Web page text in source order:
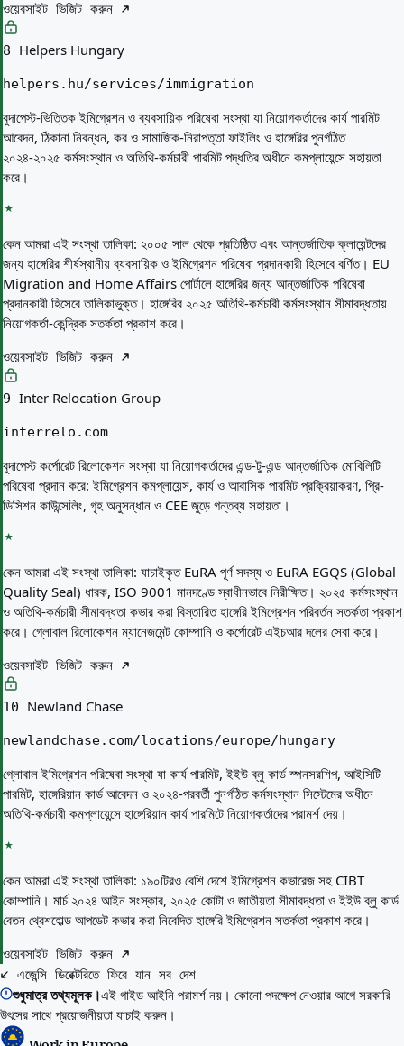
ওয়েবসাইট ভিজিট করুন
8 Helpers Hungary
helpers.hu/services/immigration
বুদাপেস্ট-ভিত্তিক ইমিগ্রেশন ও ব্যবসায়িক পরিষেবা সংস্থা যা নিয়োগকর্তাদের কার্য পারমিট
আবেদন, ঠিকানা নিবন্ধন, কর ও সামাজিক-নিরাপত্তা ফাইলিং ও হাঙ্গেরির পুনর্গঠিত
২০২৪-২০২৫ কর্মসংস্থান ও অতিথি-কর্মচারী পারমিট পদ্ধতির অধীনে কমপ্লায়েন্সে সহায়তা
করে।
কেন আমরা এই সংস্থা তালিকা: ২০০৫ সাল থেকে প্রতিষ্ঠিত এবং আন্তর্জাতিক ক্লায়েন্টদের
জন্য হাঙ্গেরির শীর্ষস্থানীয় ব্যবসায়িক ও ইমিগ্রেশন পরিষেবা প্রদানকারী হিসেবে বর্ণিত। EU
Migration and Home Affairs পোর্টালে হাঙ্গেরির জন্য আন্তর্জাতিক পরিষেবা
প্রদানকারী হিসেবে তালিকাভুক্ত। হাঙ্গেরির ২০২৫ অতিথি-কর্মচারী কর্মসংস্থান সীমাবদ্ধতায়
নিয়োগকর্তা-কেন্দ্রিক সতর্কতা প্রকাশ করে।
ওয়েবসাইট ভিজিট করুন
9 Inter Relocation Group
interrelo.com
বুদাপেস্ট কর্পোরেট রিলোকেশন সংস্থা যা নিয়োগকর্তাদের এন্ড-টু-এন্ড আন্তর্জাতিক মোবিলিটি
পরিষেবা প্রদান করে: ইমিগ্রেশন কমপ্লায়েন্স, কার্য ও আবাসিক পারমিট প্রক্রিয়াকরণ, প্রি-
ডিসিশন কাউন্সেলিং, গৃহ অনুসন্ধান ও CEE জুড়ে গন্তব্য সহায়তা।
কেন আমরা এই সংস্থা তালিকা: যাচাইকৃত EuRA পূর্ণ সদস্য ও EuRA EGQS (Global
Quality Seal) ধারক, ISO 9001 মানদণ্ডে স্বাধীনভাবে নিরীক্ষিত। ২০২৫ কর্মসংস্থান
ও অতিথি-কর্মচারী সীমাবদ্ধতা কভার করা বিস্তারিত হাঙ্গেরি ইমিগ্রেশন পরিবর্তন সতর্কতা প্রকাশ
করে। গ্লোবাল রিলোকেশন ম্যানেজমেন্ট কোম্পানি ও কর্পোরেট এইচআর দলের সেবা করে।
ওয়েবসাইট ভিজিট করুন
10 Newland Chase
newlandchase.com/locations/europe/hungary
গ্লোবাল ইমিগ্রেশন পরিষেবা সংস্থা যা কার্য পারমিট, ইইউ ব্লু কার্ড স্পনসরশিপ, আইসিটি
পারমিট, হাঙ্গেরিয়ান কার্ড আবেদন ও ২০২৪-পরবর্তী পুনর্গঠিত কর্মসংস্থান সিস্টেমের অধীনে
অতিথি-কর্মচারী কমপ্লায়েন্সে হাঙ্গেরিয়ান কার্য পারমিটে নিয়োগকর্তাদের পরামর্শ দেয়।
কেন আমরা এই সংস্থা তালিকা: ১৯০টিরও বেশি দেশে ইমিগ্রেশন কভারেজ সহ CIBT
কোম্পানি। মার্চ ২০২৪ আইন সংস্কার, ২০২৫ কোটা ও জাতীয়তা সীমাবদ্ধতা ও ইইউ ব্লু কার্ড
বেতন থ্রেশহোল্ড আপডেট কভার করা নিবেদিত হাঙ্গেরি ইমিগ্রেশন সতর্কতা প্রকাশ করে।
ওয়েবসাইট ভিজিট করুন
এজেন্সি ডিরেক্টরিতে ফিরে যান সব দেশ
শুধুমাত্র তথ্যমূলক।এই গাইড আইনি পরামর্শ নয়। কোনো পদক্ষেপ নেওয়ার আগে সরকারি
উৎসের সাথে প্রয়োজনীয়তা যাচাই করুন।